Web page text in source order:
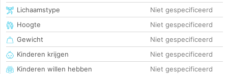
Lichaamstype
Niet gespecificeerd
Hoogte
Niet gespecificeerd
Gewicht
Niet gespecificeerd
Kinderen krijgen
Niet gespecificeerd
Kinderen willen hebben
Niet gespecificeerd